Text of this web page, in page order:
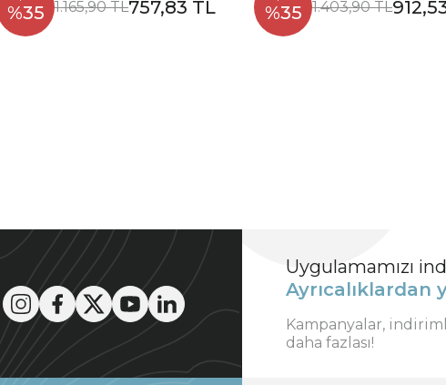
%35 1.165,90 TL757,83 TL %35 1.403,90 TL
Uygulamamızı
Ayrıcalıklardan
Kampanyalar,
daha fazlası!